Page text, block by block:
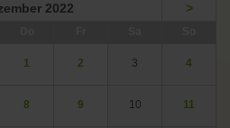
2022 >
1 2 3 4
8 9 10 11